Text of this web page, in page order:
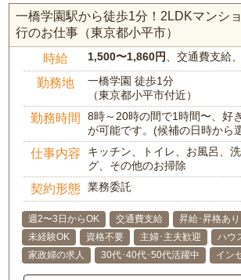
一橋学園駅から徒歩1分！2LDKマンシ
行のお仕事（東京都小平市）
時給 1,500〜1,860円 、交通費支給
勤務地
一橋学園 徒歩1分
（東京都小平市付近）
勤務時間
8時～20時の間で1時間〜、好
が可能です。(候補の日時から
仕事内容
キッチン、トイレ、お風呂、
グ、その他のお掃除
契約形態 業務委託
週2〜3日からOK 交通費支給 昇給･昇格あり
未経験OK
資格不要 主婦･主夫歓迎
ハウ
家政婦の求人
30代･40代･50代活躍中 イン